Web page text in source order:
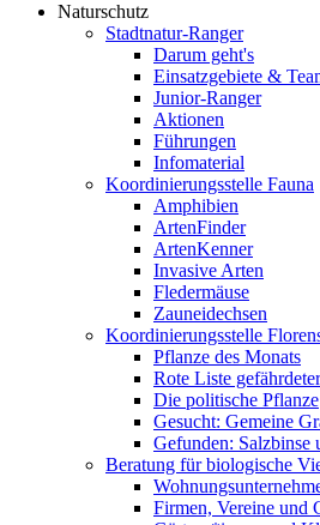
Naturschutz
Stadtnatur-Ranger
Darum geht's
Einsatzgebiete &
Junior-Ranger
Aktionen
Führungen
Infomaterial
Koordinierungsstelle Fauna
Amphibien
ArtenFinder
ArtenKenner
Invasive Arten
Fledermäuse
Zauneidechsen
Koordinierungsstelle
Pflanze des Monats
Rote Liste
Die politische Pflanze
Gesucht: Gemeine
Gefunden: Salzbinse
Beratung für biologische
Firmen, Vereine und